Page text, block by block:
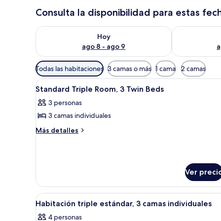
Consulta la disponibilidad para estas
Hoy
ago 8 - ago 9
Consulta la disponibilidad para hoy ago 8 - ago 9
Consulta la
Filtros
disponibles
para
habitaciones
Todas las habitaciones 3 camas o más 1 cama 2 camas
Abrir
todas
las
fotos
de
Twin
Beds
Habitación de hotel con
5
Standard Triple Room, 3 Twin Beds
3 personas
3 camas individuales
Más detalles
Más
3
Twin
Beds
Ver
Abrir
todas
Habitación de hotel con tres
5
Habitación triple estándar, 3 camas individuales
4 personas